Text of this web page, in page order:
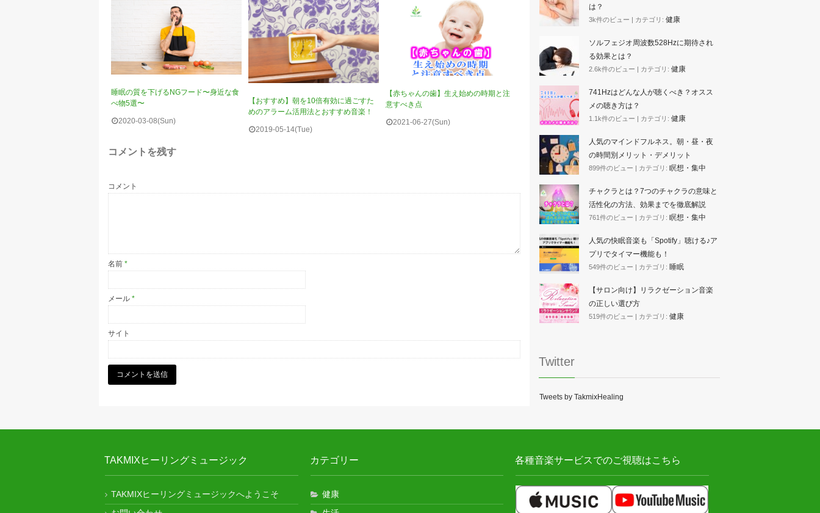
睡眠の質を下げるNGフード〜身近な食
べ物5選〜
2020-03-08(Sun)
【おすすめ】朝を10倍有効に過ごすた
めのアラーム活用法とおすすめ音楽！
2019-05-14(Tue)
【赤ちゃんの歯】生え始めの時期と注
意すべき点
2021-06-27(Sun)
コメントを残す
コメント
名前 *
メール *
サイト
は？
3k件のビュー | カテゴリ: 健康
ソルフェジオ周波数528Hzに期待され
る効果とは？
2.6k件のビュー | カテゴリ: 健康
741Hzはどんな人が聴くべき？オスス
メの聴き方は？
1.1k件のビュー | カテゴリ: 健康
人気のマインドフルネス。朝・昼・夜
の時間別メリット・デメリット
899件のビュー | カテゴリ: 瞑想・集中
チャクラとは？7つのチャクラの意味と
活性化の方法、効果までを徹底解説
761件のビュー | カテゴリ: 瞑想・集中
人気の快眠音楽も「Spotify」聴ける♪ア
プリでタイマー機能も！
549件のビュー | カテゴリ: 睡眠
【サロン向け】リラクゼーション音楽
の正しい選び方
519件のビュー | カテゴリ: 健康
Twitter
Tweets by TakmixHealing
TAKMIXヒーリングミュージック
TAKMIXヒーリングミュージックへようこそ
カテゴリー
健康
各種音楽サービスでのご視聴はこちら